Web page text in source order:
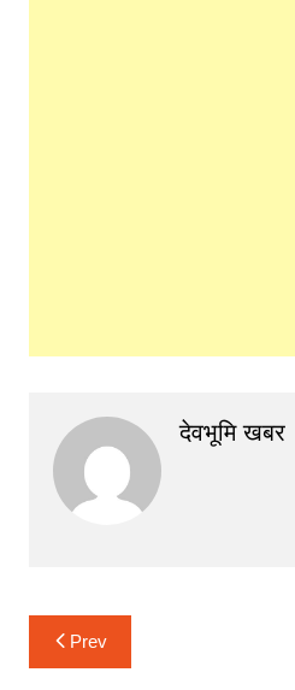
देवभूमि खबर
Post
navigation
Prev